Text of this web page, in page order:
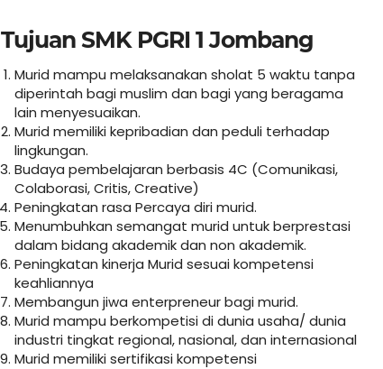
Tujuan SMK PGRI 1 Jombang
Murid mampu melaksanakan sholat 5 waktu tanpa
diperintah bagi muslim dan bagi yang beragama
lain menyesuaikan.
Murid memiliki kepribadian dan peduli terhadap
lingkungan.
Budaya pembelajaran berbasis 4C (Comunikasi,
Colaborasi, Critis, Creative)
Peningkatan rasa Percaya diri murid.
Menumbuhkan semangat murid untuk berprestasi
dalam bidang akademik dan non akademik.
Peningkatan kinerja Murid sesuai kompetensi
keahliannya
Membangun jiwa enterpreneur bagi murid.
Murid mampu berkompetisi di dunia usaha/ dunia
industri tingkat regional, nasional, dan internasional
Murid memiliki sertifikasi kompetensi